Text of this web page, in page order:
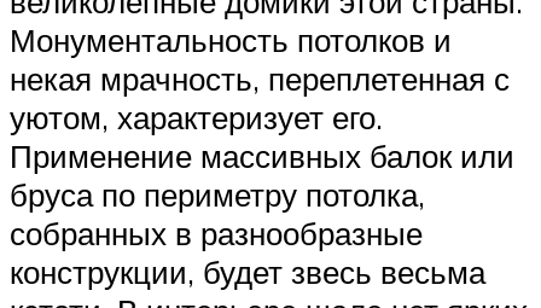
Монументальность потолков и
некая мрачность, переплетенная с
уютом, характеризует его.
Применение массивных балок или
бруса по периметру потолка,
собранных в разнообразные
конструкции, будет звесь весьма